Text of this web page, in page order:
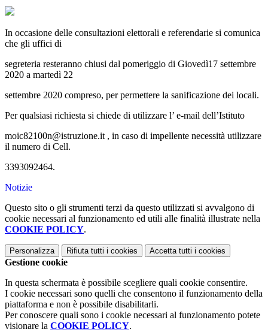
In occasione delle consultazioni elettorali e referendarie si comunica
che gli uffici di
segreteria resteranno chiusi dal pomeriggio di Giovedì17 settembre
2020 a martedì 22
settembre 2020 compreso, per permettere la sanificazione dei locali.
Per qualsiasi richiesta si chiede di utilizzare l’ e-mail dell’Istituto
moic82100n@istruzione.it , in caso di impellente necessità utilizzare
il numero di Cell.
3393092464.
Notizie
Questo sito o gli strumenti terzi da questo utilizzati si avvalgono di
cookie necessari al funzionamento ed utili alle finalità illustrate nella
COOKIE POLICY.
Personalizza Rifiuta tutti i cookies Accetta tutti i cookies
Gestione cookie
In questa schermata è possibile scegliere quali cookie consentire.
I cookie necessari sono quelli che consentono il funzionamento della
piattaforma e non è possibile disabilitarli.
Per conoscere quali sono i cookie necessari al funzionamento potete
visionare la COOKIE POLICY.